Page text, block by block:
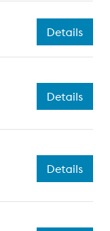
Details
Details
Details